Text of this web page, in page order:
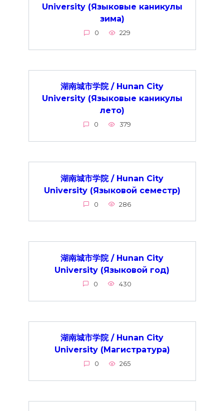
University (Языковые каникулы
зима)
0 229
湖南城市学院 / Hunan City
University (Языковые каникулы
лето)
0 379
湖南城市学院 / Hunan City
University (Языковой семестр)
0 286
湖南城市学院 / Hunan City
University (Языковой год)
0 430
湖南城市学院 / Hunan City
University (Магистратура)
0 265